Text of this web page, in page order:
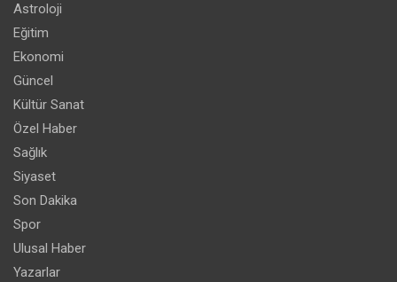
Astroloji
Eğitim
Ekonomi
Güncel
Kültür Sanat
Özel Haber
Sağlık
Siyaset
Son Dakika
Spor
Ulusal Haber
Yazarlar